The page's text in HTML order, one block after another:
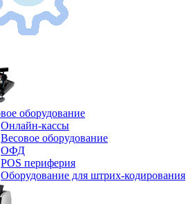
оборудование
Онлайн-кассы
Весовое оборудование
ОФД
POS периферия
Оборудование для штрих-кодирования